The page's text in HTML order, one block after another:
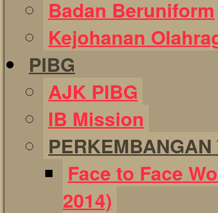
Badan Beruniform
Kejohanan
PIBG
AJK PIBG
IB Mission
Face to Face
2014)